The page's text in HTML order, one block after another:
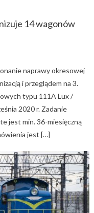
14 wagonów
naprawy okresowej
i przeglądem na 3.
typu 111A Lux /
2020 r. Zadanie
jest min. 36-miesięczną
jest […]